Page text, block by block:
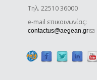
Τηλ. 22510 36000
e-mail επικοινωνίας:
contactus@aegean.gr